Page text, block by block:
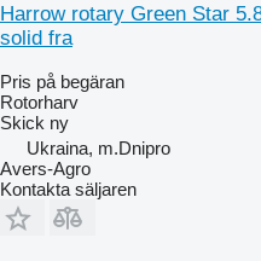
Harrow rotary Green Star
solid fra
Pris på begäran
Rotorharv
Skick ny
Ukraina, m.Dnipro
Avers-Agro
Kontakta säljaren